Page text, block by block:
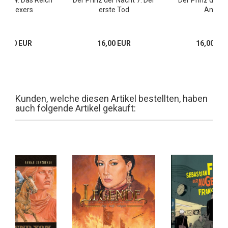
Hexers
EUR
erste Tod
16,00 EUR
Anna
16,00
Kunden, welche diesen Artikel bestellten, haben
auch folgende Artikel gekauft: